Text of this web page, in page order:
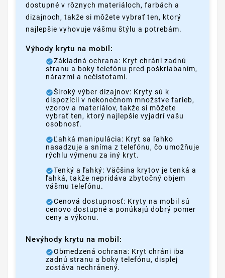
dostupné v rôznych materiáloch, farbách a
dizajnoch, takže si môžete vybrať ten, ktorý
najlepšie vyhovuje vášmu štýlu a potrebám.
Výhody krytu na mobil:
Základná ochrana: Kryt chráni zadnú
stranu a boky telefónu pred poškriabaním,
nárazmi a nečistotami.
Široký výber dizajnov: Kryty sú k
dispozícii v nekonečnom množstve farieb,
vzorov a materiálov, takže si môžete
vybrať ten, ktorý najlepšie vyjadrí vašu
osobnosť.
Ľahká manipulácia: Kryt sa ľahko
nasadzuje a sníma z telefónu, čo umožňuje
rýchlu výmenu za iný kryt.
Tenký a ľahký: Väčšina krytov je tenká a
ľahká, takže nepridáva zbytočný objem
vášmu telefónu.
Cenová dostupnosť: Kryty na mobil sú
cenovo dostupné a ponúkajú dobrý pomer
ceny a výkonu.
Nevýhody krytu na mobil:
Obmedzená ochrana: Kryt chráni iba
zadnú stranu a boky telefónu, displej
zostáva nechránený.